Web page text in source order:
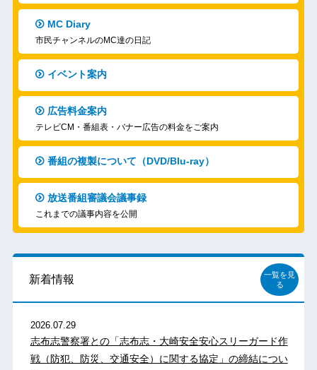
MC Diary
市民チャンネルのMC達の日記
イベント案内
広告料金案内
テレビCM・番組表・バナー広告の料金をご案内
番組の複製について（DVD/Blu-ray）
放送番組審議会議事録
これまでの議事内容を公開
新着情報
一覧を見
る
2026.07.29
志布志警察署との「志布志・大崎安全安心スリーガード作
戦（防犯、防災、交通安全）に関する協定」の締結につい